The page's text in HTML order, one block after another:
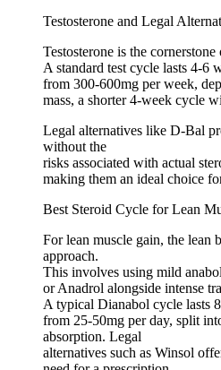
Testosterone and Legal
Testosterone is the
A standard test cycle lasts 4-6
from 300-600mg per week,
mass, a shorter 4-week cycle
Legal alternatives like D-Bal
without the
risks associated with actual
making them an ideal choice
Best Steroid Cycle for Lean
For lean muscle gain, the lean
approach.
This involves using mild
or Anadrol alongside intense
A typical Dianabol cycle lasts
from 25-50mg per day, split
absorption. Legal
alternatives such as Winsol